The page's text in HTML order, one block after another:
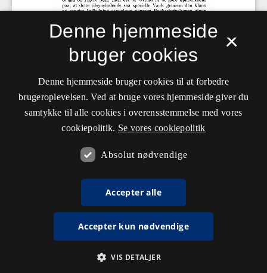
×
Denne hjemmeside
bruger cookies
Denne hjemmeside bruger cookies til at forbedre
brugeroplevelsen. Ved at bruge vores hjemmeside giver du
samtykke til alle cookies i overensstemmelse med vores
cookiepolitik. Se vores cookiepolitik
Absolut nødvendige
Accepter alle
Accepter kun nødvendige
VIS DETALJER